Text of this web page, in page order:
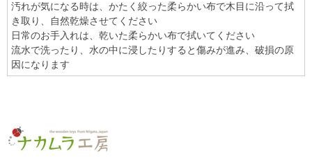
汚れが気になる時は、かたく絞った柔らかい布で木目に沿って拭
き取り、自然乾燥させてください
日常のお手入れは、乾いた柔らかい布で拭いてください
流水で洗ったり、水の中に浸したりすると傷みが進み、破損の原
因になります